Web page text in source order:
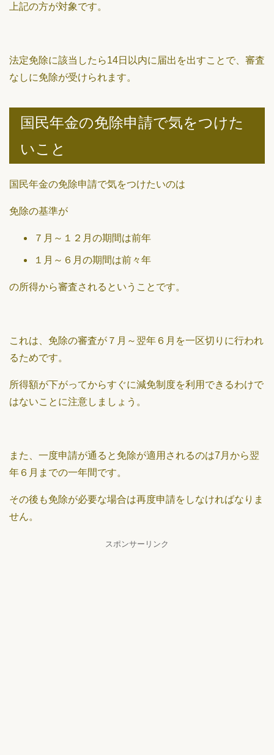
上記の方が対象です。
法定免除に該当したら14日以内に届出を出すことで、審査
なしに免除が受けられます。
国民年金の免除申請で気をつけた
いこと
国民年金の免除申請で気をつけたいのは
免除の基準が
７月～１２月の期間は前年
１月～６月の期間は前々年
の所得から審査されるということです。
これは、免除の審査が７月～翌年６月を一区切りに行われ
るためです。
所得額が下がってからすぐに減免制度を利用できるわけで
はないことに注意しましょう。
また、一度申請が通ると免除が適用されるのは7月から翌
年６月までの一年間です。
その後も免除が必要な場合は再度申請をしなければなりま
せん。
スポンサーリンク